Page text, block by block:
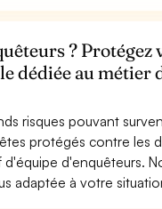
?
dédiée au métier
risques pouvant
protégés contre les
d'enquêteurs.
adaptée à votre